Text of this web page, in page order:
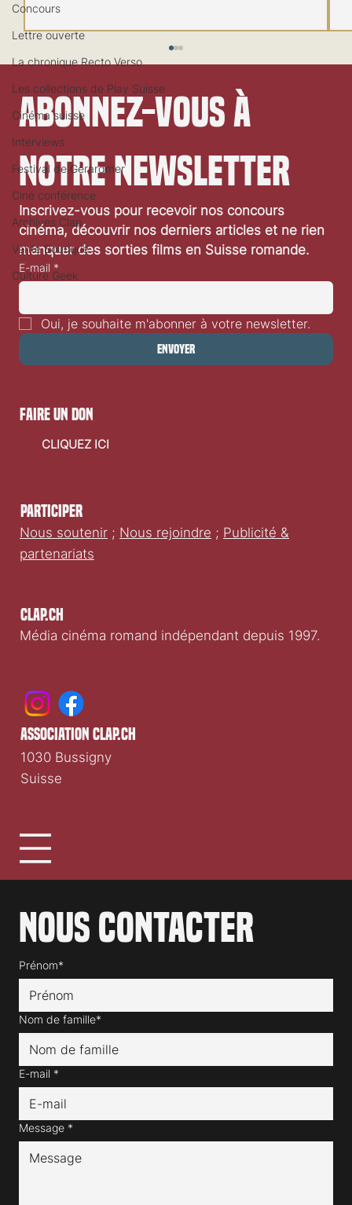
Concours
Lettre ouverte
La chronique Recto Verso
Les collections de Play Suisse
Cinéma suisse
Interviews
Festival de Gérardmer
Ciné conférence
Archives Clap
Vente Boutique
Culture Geek
«Bouchra» d’Orian Yani Barki et Meriem Bennani:
critique vidéo
Abonnez-vous à
notre newsletter
Inscrivez-vous pour recevoir nos concours
cinéma, découvrir nos derniers articles et ne rien
manquer des sorties films en Suisse romande.
E-mail *
Oui, je souhaite m'abonner à votre newsletter.
Envoyer
Clap.ch
Média cinéma romand indépendant depuis 1997.
Participer
Nous soutenir ; Nous rejoindre ; Publicité &
partenariats
Nous contacter
Prénom*
Nom de famille*
E-mail *
Message *
faire un don
CLIQUEZ ICI
association clap.ch
1030 Bussigny
Suisse